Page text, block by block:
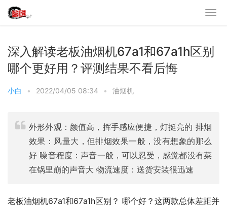
深入解读老板油烟机67a1和67a1h区别
哪个更好用？评测结果不看后悔
小白 • 2022/04/05 08:34 • 油烟机
外形外观：颜值高，挥手感应便捷，灯挺亮的 排烟
效果：风量大，但排烟效果一般，没有想象的那么
好 噪音程度：声音一般，可以忍受，感觉都没有菜
在锅里崩的声音大 物流速度：送货安装很迅速
老板油烟机67a1和67a1h区别？ 哪个好？这两款总体差距并